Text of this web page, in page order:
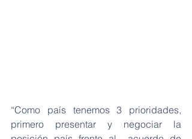
“Como país tenemos 3 prioridades,
primero presentar y negociar la